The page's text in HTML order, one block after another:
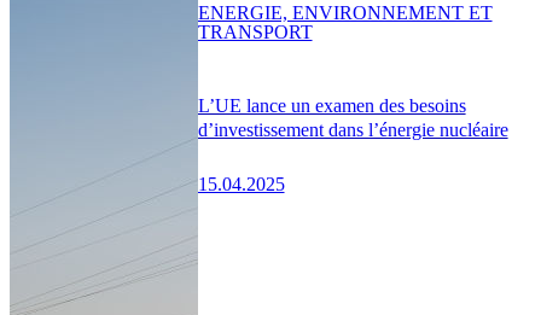
L’UE lance un examen des besoins
d’investissement dans l’énergie nucléaire
15.04.2025
ENERGIE, ENVIRONNEMENT ET
TRANSPORT